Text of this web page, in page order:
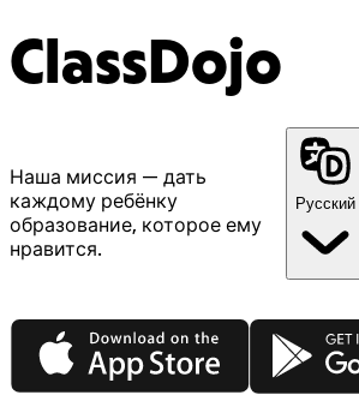
ClassDojo
Наша миссия — дать
каждому ребёнку
образование, которое ему
нравится.
Русский
App Store Google Play